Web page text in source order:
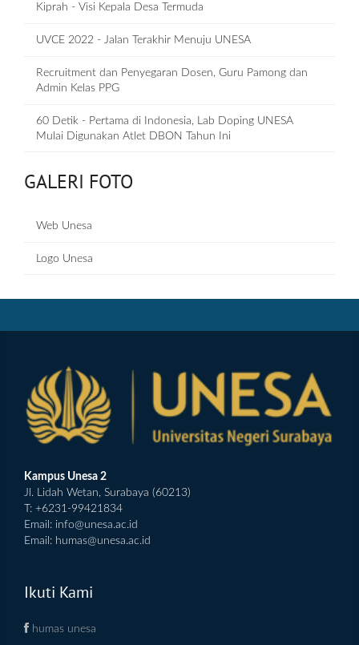
Kiprah - Visi Kepala Desa Termuda
UVCE 2022 - Jalan Terakhir Menuju UNESA
Recruitment dan Penyegaran Dosen, Guru Pamong dan
Admin Kelas PPG
60 Detik - Pertama di Indonesia, Lab Doping UNESA
Mulai Digunakan Atlet DBON Tahun Ini
GALERI FOTO
Web Unesa
Logo Unesa
Kampus Unesa 2
Jl. Lidah Wetan, Surabaya (60213)
T: +6231-99421834
Email: info@unesa.ac.id
Email: humas@unesa.ac.id
Ikuti Kami
humas unesa